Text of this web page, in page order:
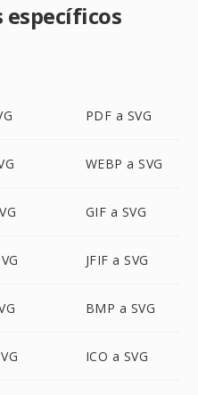
específicos
PDF a SVG
WEBP a SVG
GIF a SVG
JFIF a SVG
BMP a SVG
ICO a SVG